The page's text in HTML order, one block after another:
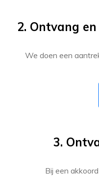
2. Ontvang
We doen een
3.
Bij een